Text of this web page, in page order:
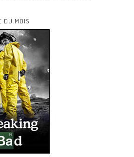
DU MOIS